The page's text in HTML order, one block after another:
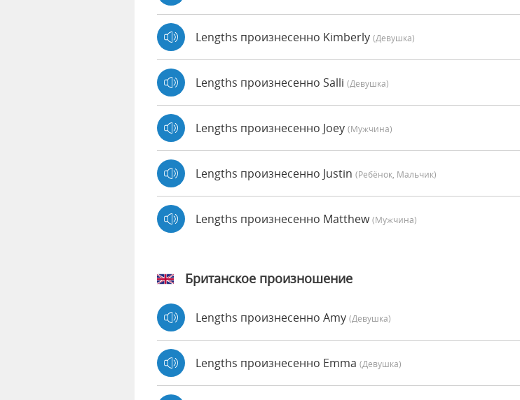
Lengths произнесенно Kimberly (девушка)
Lengths произнесенно Salli (девушка)
Lengths произнесенно Joey (мужчина)
Lengths произнесенно Justin (Ребёнок, Мальчик)
Lengths произнесенно Matthew(мужчина)
Британское произношение
Lengths произнесенно Amy (девушка)
Lengths произнесенно Emma (девушка)